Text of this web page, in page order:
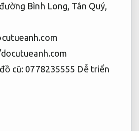
Bình Long, Tân Quý,
cũ: 0778235555 Dễ triển